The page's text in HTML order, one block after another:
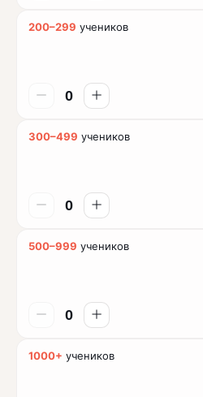
200–299 учеников
300–499 учеников
500–999 учеников
1000+ учеников